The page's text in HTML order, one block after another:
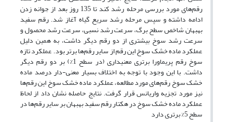
رقم‌های مورد بررسی مرحله رشد کند تا 135 روز بعد از جوانه زدن
ادامه داشته و سپس مرحله رشد سریع گیاه آغاز شد. رقم سفید
بهبهان شاخص سطح برگ، سرعت رشد نسبی، سرعت رشد محصول و
سرعت رشد سوخ بیشتری از دو رقم دیگر داشت، به همین دلیل
عملکرد ماده خشک سوخ این رقم از سایر رقم‌ها برتر بود. عملکرد تازه
سوخ رقم پریماورا برتری معنی‎داری (در سطح 1%) بر دو رقم دیگر
داشت. با این وجود با توجه به اختلاف بسیار معنی-دار درصد ماده
خشک سوخ رقم‌های مورد مطالعه، عملکرد ماده خشک سوخ این رقم‌ها
نیز مورد تجزیه واریانس قرار گرفت. نتایج حاصله نشان داد از لحاظ
عملکرد ماده خشک سوخ در هکتار رقم سفید بهبهان بر سایر رقم‌ها در
سطح 5% برتری دارد